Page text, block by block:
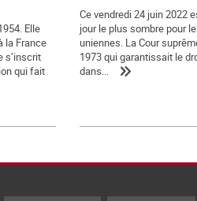
Elle
la France
s’inscrit
qui fait
Ce vendredi 24 juin 2022
jour le plus sombre pour
uniennes. La Cour
1973 qui garantissait le
dans...